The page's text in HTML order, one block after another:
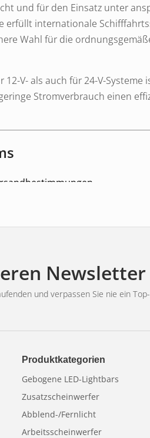
und für den Einsatz unter
erfüllt internationale
Wahl für die
V- als auch für 24-V-Systeme
Stromverbrauch einen
Newsletter
und verpassen Sie nie ein Top-
Produktkategorien
Gebogene LED-Lightbars
Zusatzscheinwerfer
Abblend-/Fernlicht
Arbeitsscheinwerfer